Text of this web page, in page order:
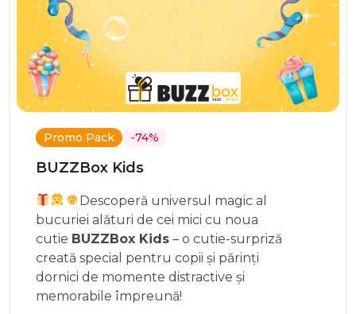
Promo Pack -74%
BUZZBox Kids
Descoperă universul magic al
bucuriei alături de cei mici cu noua
cutie BUZZBox Kids – o cutie-surpriză
creată special pentru copii și părinți
dornici de momente distractive și
memorabile împreună!